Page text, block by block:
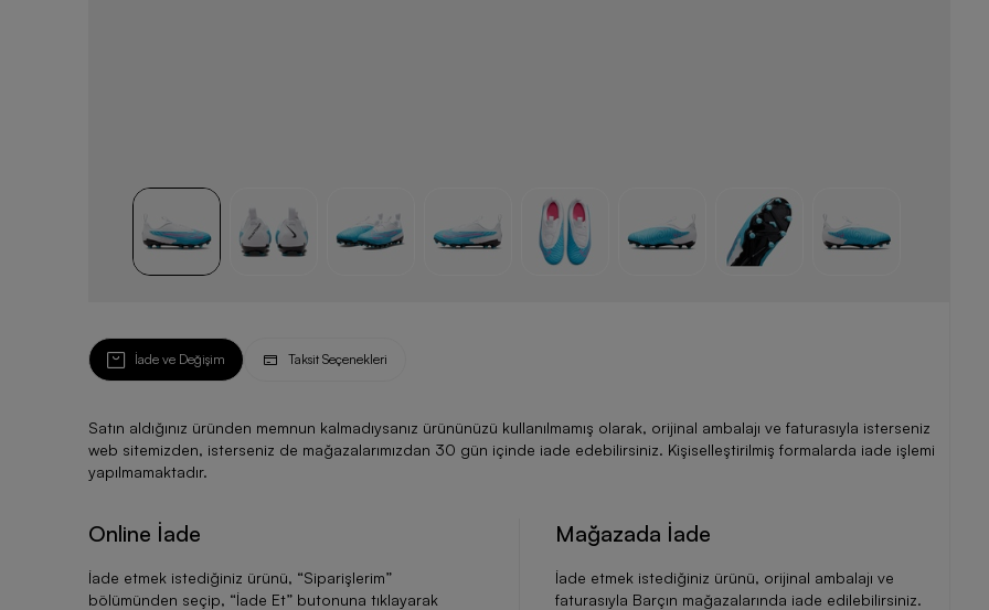
İade ve Değişim Taksit Seçenekleri
Satın aldığınız üründen memnun kalmadıysanız ürününüzü kullanılmamış olarak, orijinal ambalajı ve faturasıyla isterseniz
web sitemizden, isterseniz de mağazalarımızdan 30 gün içinde iade edebilirsiniz. Kişiselleştirilmiş formalarda iade işlemi
yapılmamaktadır.
Online İade
İade etmek istediğiniz ürünü, “Siparişlerim”
bölümünden seçip, “İade Et” butonuna tıklayarak
Mağazada İade
İade etmek istediğiniz ürünü, orijinal ambalajı ve
faturasıyla Barçın mağazalarında iade edilebilirsiniz.